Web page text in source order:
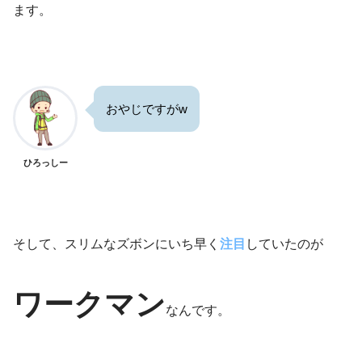
ます。
ひろっしー
おやじですがw
そして、スリムなズボンにいち早く 注目 していたのが
ワークマンなんです。